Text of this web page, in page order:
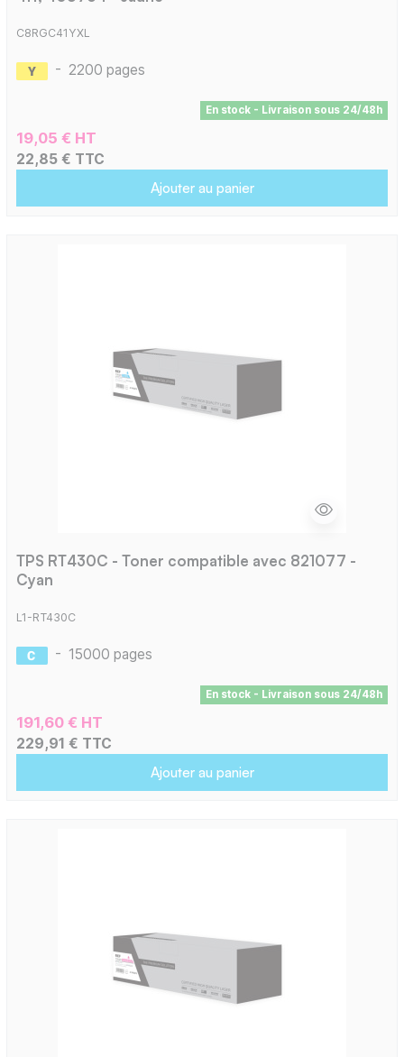
C8RGC41YXL
- 2200 pages
En stock - Livraison sous 24/48h
19,05 € HT
22,85 € TTC
Ajouter au panier
TPS RT430C - Toner compatible avec 821077 -
Cyan
L1-RT430C
- 15000 pages
En stock - Livraison sous 24/48h
191,60 € HT
229,91 € TTC
Ajouter au panier